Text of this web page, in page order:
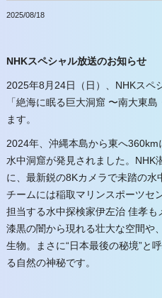
2025/08/18
NHKスペシャル放送のお知らせ
2025年8月24日（日）、NHKスペ
「絶海に眠る巨大洞窟 〜南大東
ます。
2024年、沖縄本島から東へ
水中洞窟が発見されました。NHK
に、最新鋭の8Kカメラで未踏の水
チームには稲取マリンスポーツセ
担当する水中探検家伊左治 佳孝も
漆黒の闇から現れる壮大な空間や
生物。まさに“日本最後の秘境”と
る自然の神秘です。